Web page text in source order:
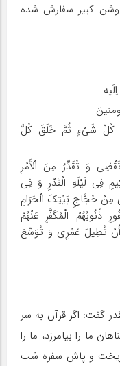
کبیر سفارش شده
کُلِّ شَیْءٍ ثُمَّ خَلَقَ کُلَّ
وَ تُقَدِّرُ مِنَ الْأَمْرِ
فِی لَیْلَهِ الْقَدْرِ وَ فِی
مِنْ حُجَّاجِ بَیْتِکَ الْحَرَامِ
ذُنُوبُهُمْ الْمُکَفَّرِ عَنْهُمْ
أَنْ تُطِیلَ عُمْرِی وَ تُوَسِّعَ
گفت: اگر قرآن به سر
ما را بیامرزد، ما را
ریخت و پاش سفره شب